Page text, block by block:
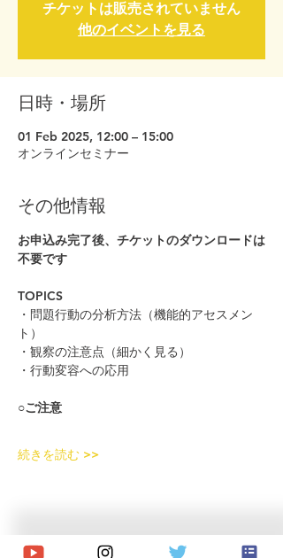
チケットは販売されていません
他のイベントを見る
日時・場所
01 Feb 2025, 12:00 – 15:00
オンラインセミナー
その他情報
お申込み完了後、チケットのダウンロードは
不要です
TOPICS
・問題行動の分析方法（機能的アセスメン
ト）
・観察の注意点（細かく見る）
・行動変容への応用
○ご注意
続きを読む >>
Association.Allright reserved.